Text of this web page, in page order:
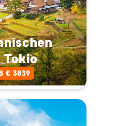
€ 3839